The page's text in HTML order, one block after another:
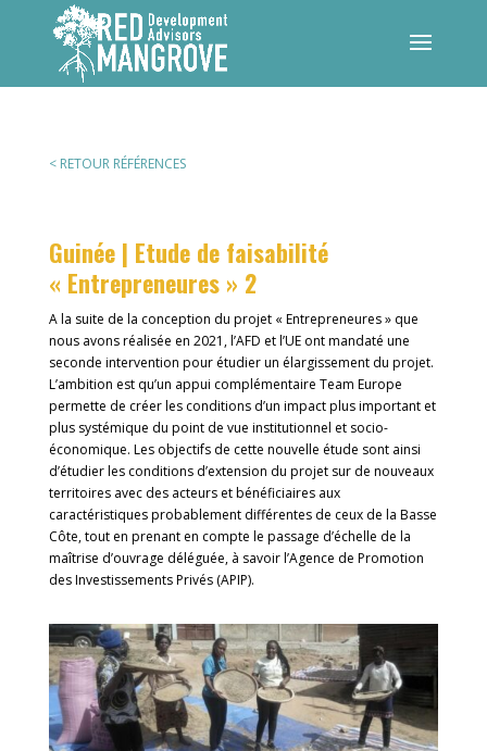
< RETOUR RÉFÉRENCES
Guinée | Etude de faisabilité
« Entrepreneures » 2
A la suite de la conception du projet « Entrepreneures » que
nous avons réalisée en 2021, l’AFD et l’UE ont mandaté une
seconde intervention pour étudier un élargissement du projet.
L’ambition est qu’un appui complémentaire Team Europe
permette de créer les conditions d’un impact plus important et
plus systémique du point de vue institutionnel et socio-
économique. Les objectifs de cette nouvelle étude sont ainsi
d’étudier les conditions d’extension du projet sur de nouveaux
territoires avec des acteurs et bénéficiaires aux
caractéristiques probablement différentes de ceux de la Basse
Côte, tout en prenant en compte le passage d’échelle de la
maîtrise d’ouvrage déléguée, à savoir l’Agence de Promotion
des Investissements Privés (APIP).